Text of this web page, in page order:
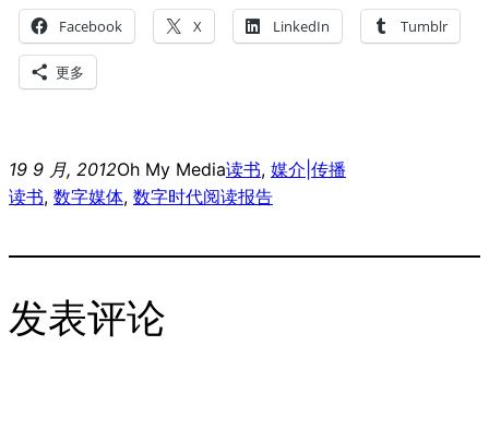
Facebook X LinkedIn Tumblr
更多
19 9 月, 2012Oh My Media读书, 媒介|传播
读书, 数字媒体, 数字时代阅读报告
发表评论